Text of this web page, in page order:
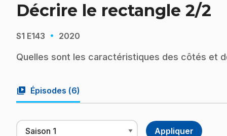
Décrire le rectangle 2/2
S1 E143 · 2020
Quelles sont les caractéristiques des côtés et
video_library Épisodes (6)